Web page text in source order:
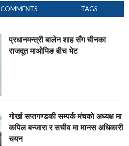
COMMENTS TAGS
प्रधानमन्त्री बालेन शाह सँग चीनका
राजदूत माओमिङ बीच भेट
गोर्खा सप्तगण्डकी सम्पर्क मंचको अध्यक्ष मा
कपिल बन्जारा र सचीव मा मानस अधिकारी
चयन